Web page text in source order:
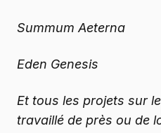
Summum Aeterna
Eden Genesis
Et tous les projets sur
travaillé de près ou de